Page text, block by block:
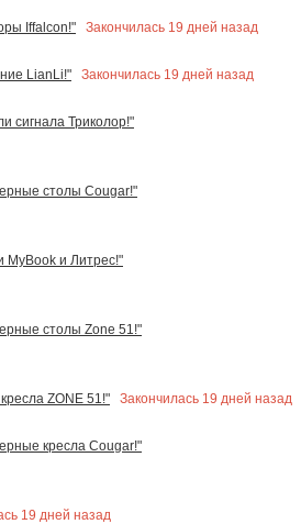
Iffalcon!"
Закончилась 19 дней назад
LianLi!"
Закончилась 19 дней назад
сигнала Триколор!"
столы Cougar!"
MyBook и Литрес!"
столы Zone 51!"
ZONE 51!"
Закончилась 19 дней назад
кресла Cougar!"
19 дней назад